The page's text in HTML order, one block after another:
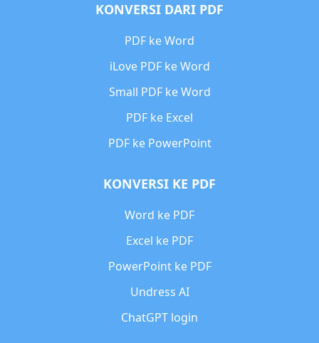
KONVERSI DARI PDF
PDF ke Word
iLove PDF ke Word
Small PDF ke Word
PDF ke Excel
PDF ke PowerPoint
KONVERSI KE PDF
Word ke PDF
Excel ke PDF
PowerPoint ke PDF
Undress AI
ChatGPT login